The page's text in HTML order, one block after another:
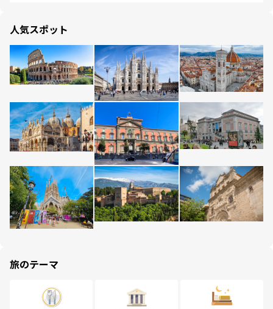
人気スポット
旅のテーマ